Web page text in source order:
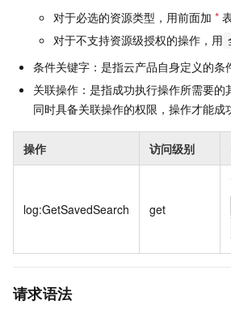
对于必选的资源类型，用前面加 *
对于不支持资源级授权的操作，用
条件关键字：是指云产品自身定义的条
关联操作：是指成功执行操作所需要的
同时具备关联操作的权限，操作才能成
操作 访问级别
log:GetSavedSearch get
请求语法